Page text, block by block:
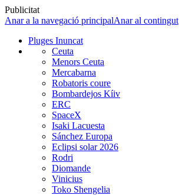
Publicitat
Anar a la navegació principalAnar al contingut
Pluges Inuncat
Ceuta
Menors Ceuta
Mercabarna
Robatoris coure
Bombardejos Kíiv
ERC
SpaceX
Isaki Lacuesta
Sánchez Europa
Eclipsi solar 2026
Rodri
Diomande
Vinicius
Toko Shengelia